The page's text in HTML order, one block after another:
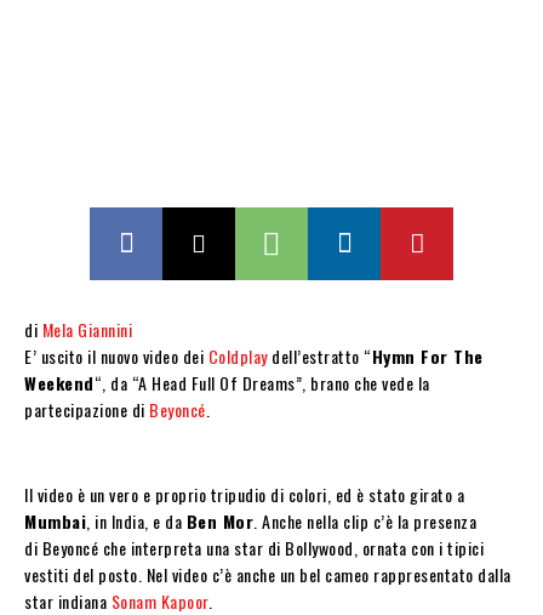
di Mela Giannini
E’ uscito il nuovo video dei Coldplaydell’estratto “Hymn For The
Weekend“, da “A Head Full Of Dreams”, brano che vede la
partecipazione di Beyoncé
Il video è un vero e proprio tripudio di colori, ed è stato girato a
Mumbai , in India, e da Ben Mor . Anche nella clip c’è la presenza
di Beyoncé che interpreta una star di Bollywood, ornata con i tipici
vestiti del posto. Nel video c’è anche un bel cameo rappresentato dalla
star indiana Sonam Kapoor.